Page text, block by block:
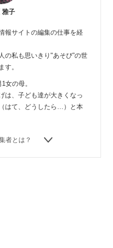
雅子
報サイトの編集の仕事を経
の私も思いきり"あそび”の世
す。
女の母。
は、子ども達が大きくなっ
はて、どうしたら…）と本
者とは？